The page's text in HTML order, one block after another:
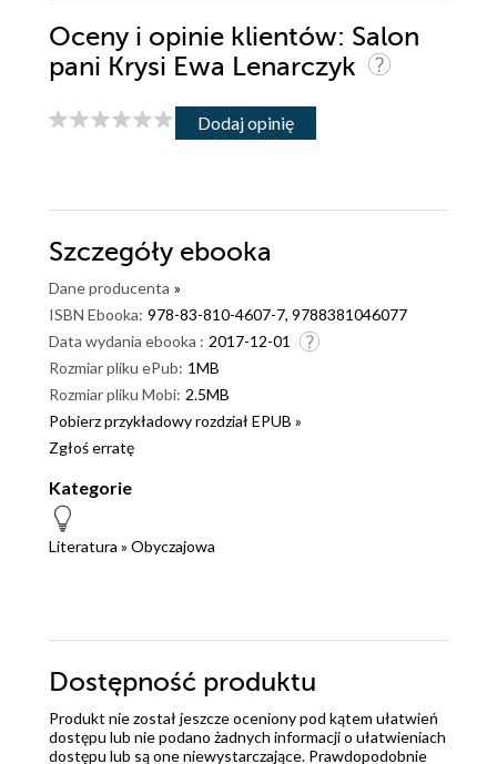
Oceny i opinie klientów: Salon
pani Krysi Ewa Lenarczyk
Dodaj opinię
Szczegóły ebooka
Dane producenta »
ISBN Ebooka: 978-83-810-4607-7, 9788381046077
Data wydania ebooka : 2017-12-01
Rozmiar pliku ePub: 1MB
Rozmiar pliku Mobi: 2.5MB
Pobierz przykładowy rozdział EPUB »
Zgłoś erratę
Kategorie
Literatura » Obyczajowa
Dostępność produktu
Produkt nie został jeszcze oceniony pod kątem ułatwień
dostępu lub nie podano żadnych informacji o ułatwieniach
dostępu lub są one niewystarczające. Prawdopodobnie